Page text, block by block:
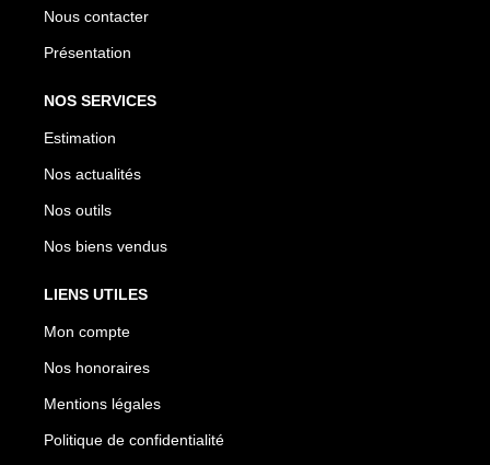
Nous contacter
Présentation
NOS SERVICES
Estimation
Nos actualités
Nos outils
Nos biens vendus
LIENS UTILES
Mon compte
Nos honoraires
Mentions légales
Politique de confidentialité